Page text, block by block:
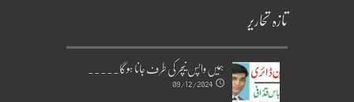
تازہ تحاریر
ہمیں واپس نیچر کی طرف جانا ہوگا۔۔۔۔۔
09/12/2024